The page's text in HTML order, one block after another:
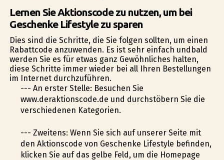
Lernen Sie Aktionscode zu nutzen, um bei
Geschenke Lifestyle zu sparen
Dies sind die Schritte, die Sie folgen sollten, um einen
Rabattcode anzuwenden. Es ist sehr einfach undbald
werden Sie es für etwas ganz Gewöhnliches halten,
diese Schritte immer wieder bei all Ihren Bestellungen
im Internet durchzuführen.
--- An erster Stelle: Besuchen Sie
www.deraktionscode.de und durchstöbern Sie die
verschiedenen Kategorien.
--- Zweitens: Wenn Sie sich auf unserer Seite mit
den Aktionscode von Geschenke Lifestyle befinden,
klicken Sie auf das gelbe Feld, um die Homepage